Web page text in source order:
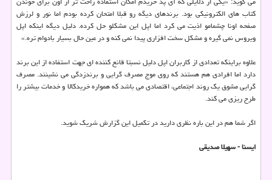
كتاب های الكترونیكی بود. برندهای دیگه رو قبلا امتحان كرده بودم اما نور و لرزش
صفحه اونا چشمامو اذیت می كرد اما اپل این مشكلو حل كرده. دلیل دیگه اینكه اپل
ویروس نمی گیره و مشكل سخت افزاری پیدا نمی كنه و در عین حال بسیار بادوام تره.»
علاوه براینكه تعدادی از كاربران اپل دلیل نسبتا قانع كننده ای جهت استفاده از این برند
دارد اما افرادی هم هستند كه روی موج مصرف گرایی و برندزدگی می نشینند. مصرف
گرایی مشوق یك روند اجتماعی، اقتصادی می باشد كه همواره خریدكالا و خدمات بیشتر را
طرح ریزی می كند.
اگر شما هم در این باره نظری دارید در تكمیل این گزارش شریك شوید.
ایسنا - سهیلا صدیقی